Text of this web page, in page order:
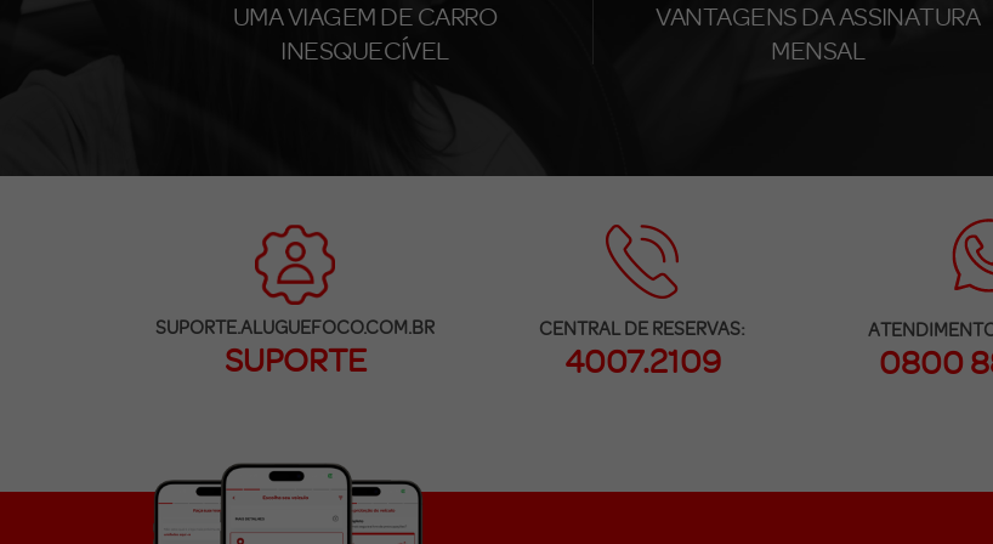
UMA VIAGEM DE CARRO
INESQUECÍVEL
VANTAGENS DA ASSINATURA
MENSAL
SUPORTE.ALUGUEFOCO.COM.BR
SUPORTE
CENTRAL DE RESERVAS:
4007.2109 0800